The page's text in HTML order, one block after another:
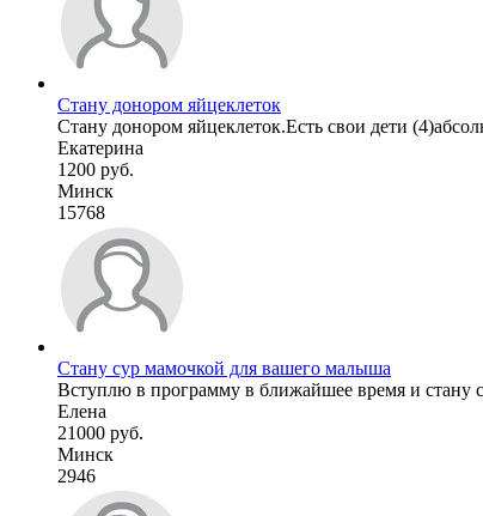
Стану донором яйцеклеток
Стану донором яйцеклеток.Есть свои дети
Екатерина
1200 руб.
Минск
15768
Стану сур мамочкой для вашего малыша
Вступлю в программу в ближайшее время и стану
Елена
21000 руб.
Минск
2946